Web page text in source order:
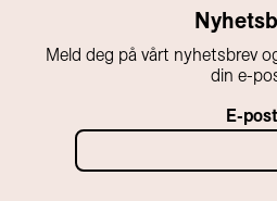
Meld deg på vårt nyhetsbrev
din e-
E-post